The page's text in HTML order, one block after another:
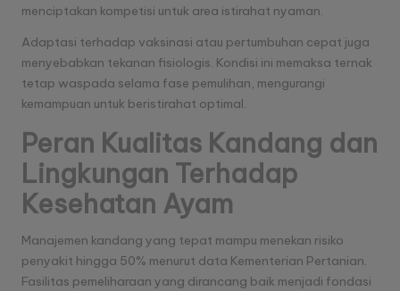
menciptakan kompetisi untuk area istirahat nyaman.
Adaptasi terhadap vaksinasi atau pertumbuhan cepat juga
menyebabkan tekanan fisiologis. Kondisi ini memaksa ternak
tetap waspada selama fase pemulihan, mengurangi
kemampuan untuk beristirahat optimal.
Peran Kualitas Kandang dan
Lingkungan Terhadap
Kesehatan Ayam
Manajemen kandang yang tepat mampu menekan risiko
penyakit hingga 50% menurut data Kementerian Pertanian.
Fasilitas pemeliharaan yang dirancang baik menjadi fondasi